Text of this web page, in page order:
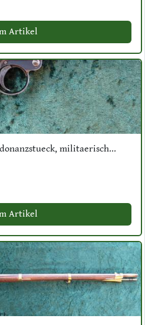
Artikel
militaerisch...
Artikel